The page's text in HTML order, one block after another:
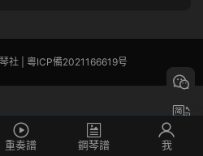
社 | 粵ICP備2021166619号
重奏譜 鋼琴譜 我